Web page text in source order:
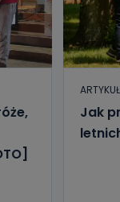
Jak